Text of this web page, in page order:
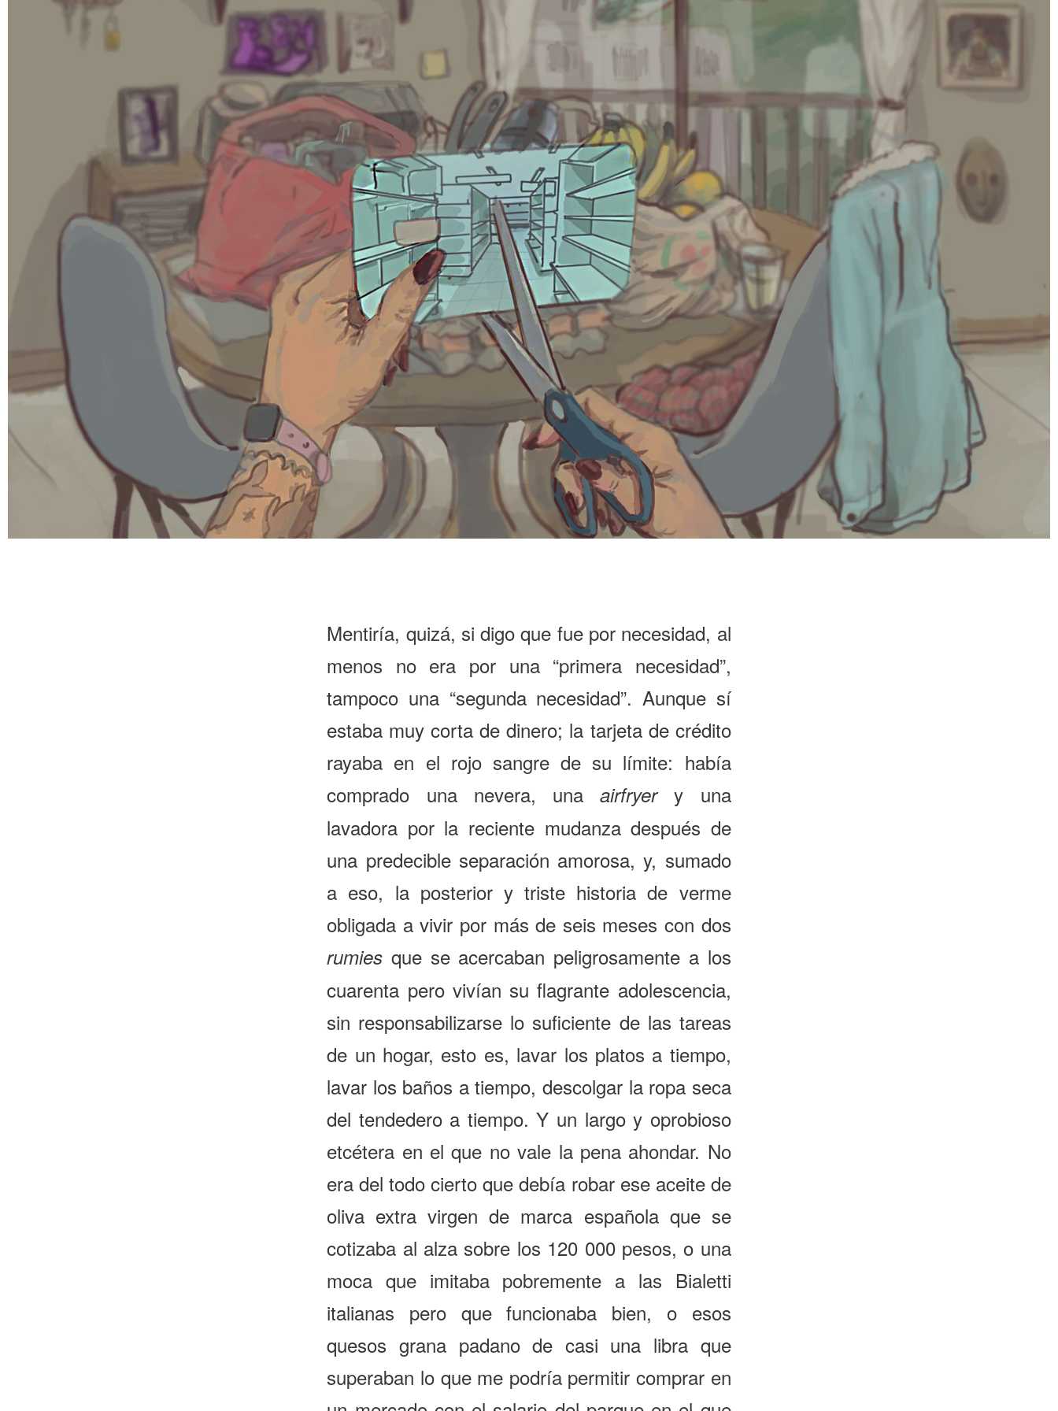
Mentiría, quizá, si digo que fue por necesidad, al
menos no era por una “primera necesidad”,
tampoco una “segunda necesidad”. Aunque sí
estaba muy corta de dinero; la tarjeta de crédito
rayaba en el rojo sangre de su límite: había
comprado una nevera, unaairfryery una
lavadora por la reciente mudanza después de
una predecible separación amorosa, y, sumado
a eso, la posterior y triste historia de verme
obligada a vivir por más de seis meses con dos
rumies que se acercaban peligrosamente a los
cuarenta pero vivían su flagrante adolescencia,
sin responsabilizarse lo suficiente de las tareas
de un hogar, esto es, lavar los platos a tiempo,
lavar los baños a tiempo, descolgar la ropa seca
del tendedero a tiempo. Y un largo y oprobioso
etcétera en el que no vale la pena ahondar. No
era del todo cierto que debía robar ese aceite de
oliva extra virgen de marca española que se
cotizaba al alza sobre los 120 000 pesos, o una
moca que imitaba pobremente a las Bialetti
italianas pero que funcionaba bien, o esos
quesos grana padano de casi una libra que
superaban lo que me podría permitir comprar en